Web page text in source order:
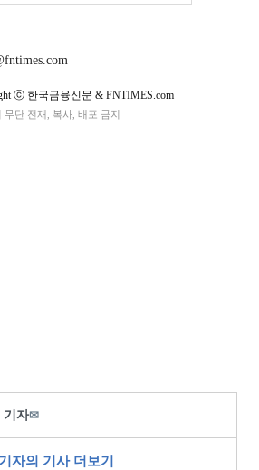
ⓒ 한국금융신문 & FNTIMES.com
단 전재, 복사, 배포 금지
기자✉
기자의 기사 더보기